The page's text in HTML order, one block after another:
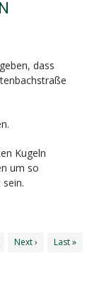
dass
Kugeln
um so
Next › Last »